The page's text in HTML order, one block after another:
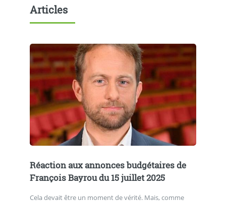
Articles
Réaction aux annonces budgétaires de
François Bayrou du 15 juillet 2025
Cela devait être un moment de vérité. Mais, comme